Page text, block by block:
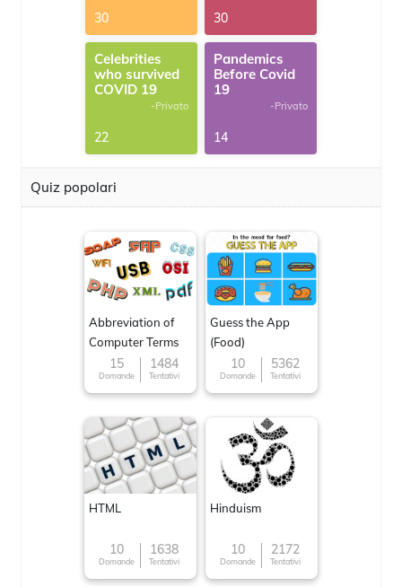
30 30
Celebrities
who survived
COVID 19
-Privato
22
Pandemics
Before Covid
19
-Privato
14
Quiz popolari
Abbreviation of
Computer Terms
15
Domande
1484
Tentativi
Guess the App
(Food)
10
Domande
5362
Tentativi
HTML
10
Domande
1638
Tentativi
Hinduism
10
Domande
2172
Tentativi